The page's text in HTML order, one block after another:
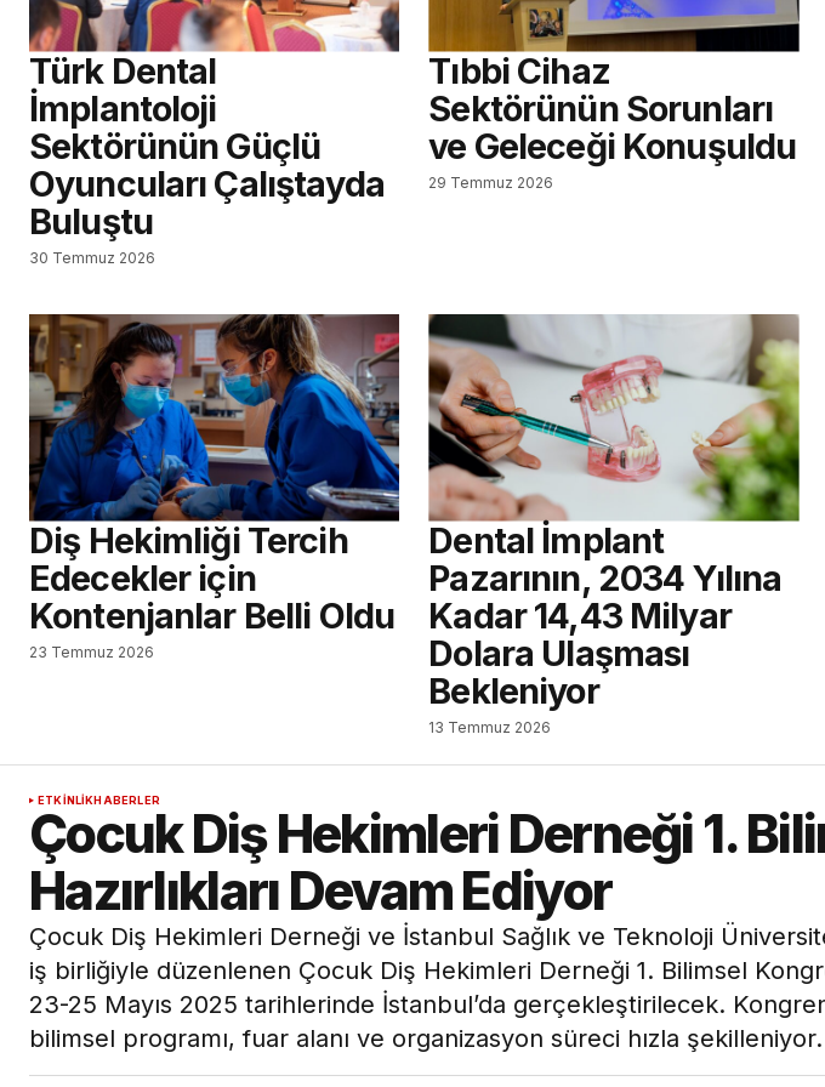
Türk Dental
İmplantoloji
Sektörünün Güçlü
Oyuncuları Çalıştayda
Buluştu
30 Temmuz 2026
Tıbbi Cihaz
Sektörünün Sorunları
ve Geleceği Konuşuldu
29 Temmuz 2026
Diş Hekimliği Tercih
Edecekler için
Kontenjanlar Belli Oldu
23 Temmuz 2026
Dental İmplant
Pazarının, 2034 Yılına
Kadar 14,43 Milyar
Dolara Ulaşması
Bekleniyor
13 Temmuz 2026
ETKINLIKHABERLER
Çocuk Diş Hekimleri Derneği 1.
Hazırlıkları Devam Ediyor
Çocuk Diş Hekimleri Derneği ve İstanbul Sağlık ve Teknoloji
iş birliğiyle düzenlenen Çocuk Diş Hekimleri Derneği 1. Bilimsel
23-25 Mayıs 2025 tarihlerinde İstanbul’da gerçekleştirilecek.
bilimsel programı, fuar alanı ve organizasyon süreci hızla şekilleniyor.